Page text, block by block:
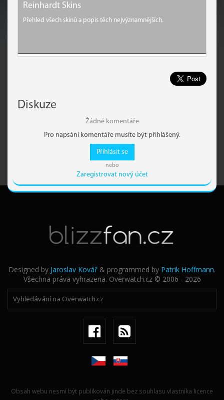
Reinhardt Skins
Přehled všech skinů a popis těch nejvýznamnějších.
Diskuze
Žádné komentáře
Pro napsání komentáře musíte být přihlášený.
Přihlásit se
nebo
Zaregistrovat nový účet
Designed by Jaroslav Kovář & programmed by Patrik Hoffmann.
Všechna práva vyhrazena. Overwatch.cz © 2006 - 2026
Obsah webu nesmí být publikován jinde bez souhlasu vlastníka licence